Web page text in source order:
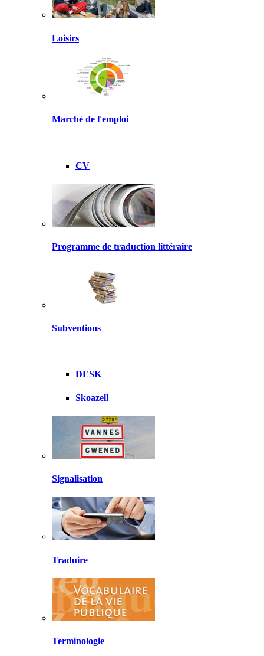
Loisirs
Marché de l'emploi
CV
Programme de traduction littéraire
Subventions
DESK
Skoazell
Signalisation
Traduire
Terminologie